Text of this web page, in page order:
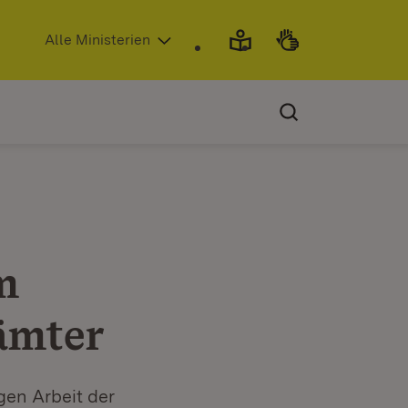
in neuem Fenster)
Alle Ministerien
Arbeit der